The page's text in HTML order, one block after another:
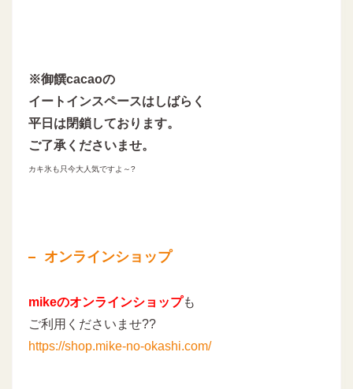
※御饌cacaoの
イートインスペースはしばらく
平日は閉鎖しております。
ご了承くださいませ。
カキ氷も只今大人気ですよ～?
オンラインショップ
mikeのオンラインショップも
ご利用くださいませ??
https://shop.mike-no-okashi.com/